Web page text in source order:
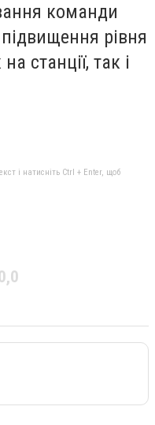
команди
рівня
станції, так і
і натисніть Ctrl + Enter, щоб